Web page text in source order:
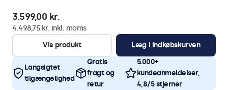
3.599,00 kr.
4.498,75 kr. inkl. moms
Vis produkt
Læg i indkøbskurven
Langsigtet
tilgængelighed
Gratis
fragt og
retur
5.000+
kundeanmeldelser,
4,8/5 stjerner